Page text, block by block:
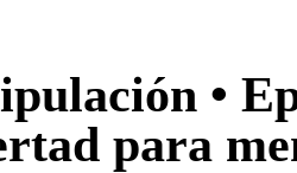
•
para